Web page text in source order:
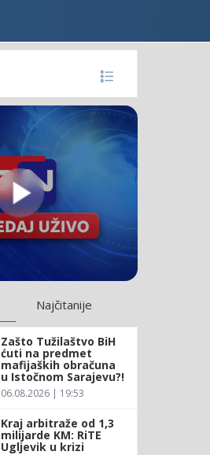
Najčitanije
Zašto Tužilaštvo BiH
ćuti na predmet
mafijaških obračuna
u Istočnom Sarajevu?!
06.08.2026 | 19:53
Kraj arbitraže od 1,3
milijarde KM: RiTE
Ugljevik u krizi